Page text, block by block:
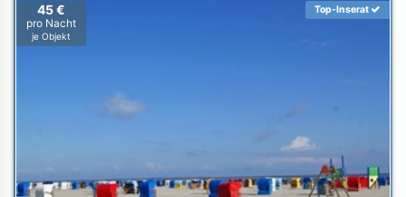
45 €
pro Nacht
je Objekt
Top-Inserat